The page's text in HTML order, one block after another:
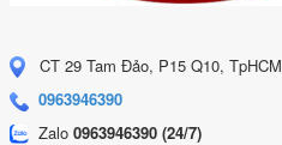
CT 29 Tam Đảo, P15 Q10, TpHCM
0963946390
Zalo 0963946390 (24/7)